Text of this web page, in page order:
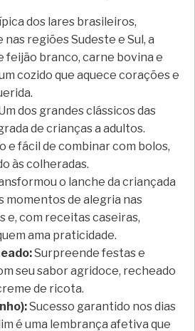
dos lares brasileiros,
regiões Sudeste e Sul, a
feijão branco, carne bovina e
cozido que aquece corações e
dos grandes clássicos das
de crianças a adultos.
e fácil de combinar com bolos,
às colheradas.
o lanche da criançada
momentos de alegria nas
e, com receitas caseiras,
ama praticidade.
Surpreende festas e
seu sabor agridoce, recheado
de ricota.
Sucesso garantido nos dias
é uma lembrança afetiva que